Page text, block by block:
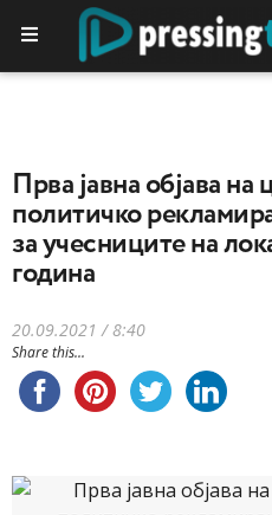
Прва јавна објава
политичко
за учесниците на
година
20.09.2021 / 8:40
Share this...